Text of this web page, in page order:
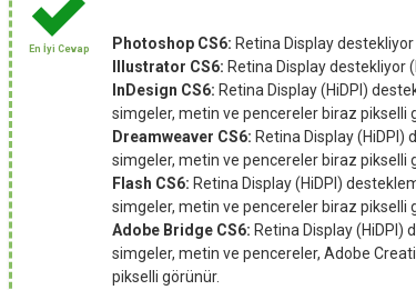
En İyi Cevap Photoshop CS6: Retina Display destekliyor
Illustrator CS6: Retina Display destekliyor
InDesign CS6: Retina Display (HiDPI)
simgeler, metin ve pencereler biraz pikselli
Dreamweaver CS6: Retina Display (HiDPI)
simgeler, metin ve pencereler biraz pikselli
Flash CS6: Retina Display (HiDPI)
simgeler, metin ve pencereler biraz pikselli
Adobe Bridge CS6: Retina Display (HiDPI)
simgeler, metin ve pencereler, Adobe
pikselli görünür.